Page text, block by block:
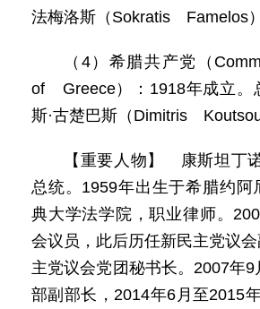
法梅洛斯（Sokratis Famelos）
（4）希腊共产党（
of Greece）：1918年成立。
斯·古楚巴斯（Dimitris
【重要人物】 康斯坦丁
总统。1959年出生于希腊约阿
典大学法学院，职业律师。
会议员，此后历任新民主党议
主党议会党团秘书长。2007年
部副部长，2014年6月至2015